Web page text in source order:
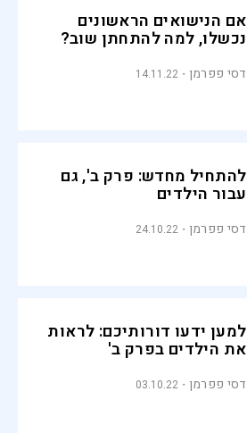
אם הנישואים הראשונים
נכשלו, למה להתחתן שוב?
דסי פפרמן 14.11.22
להתחיל מחדש: פרק ב', גם
עבור הילדים
דסי פפרמן 24.10.22
למען ידעו דורותיכם: לראות
את הילדים בפרק ב'
דסי פפרמן 03.10.22